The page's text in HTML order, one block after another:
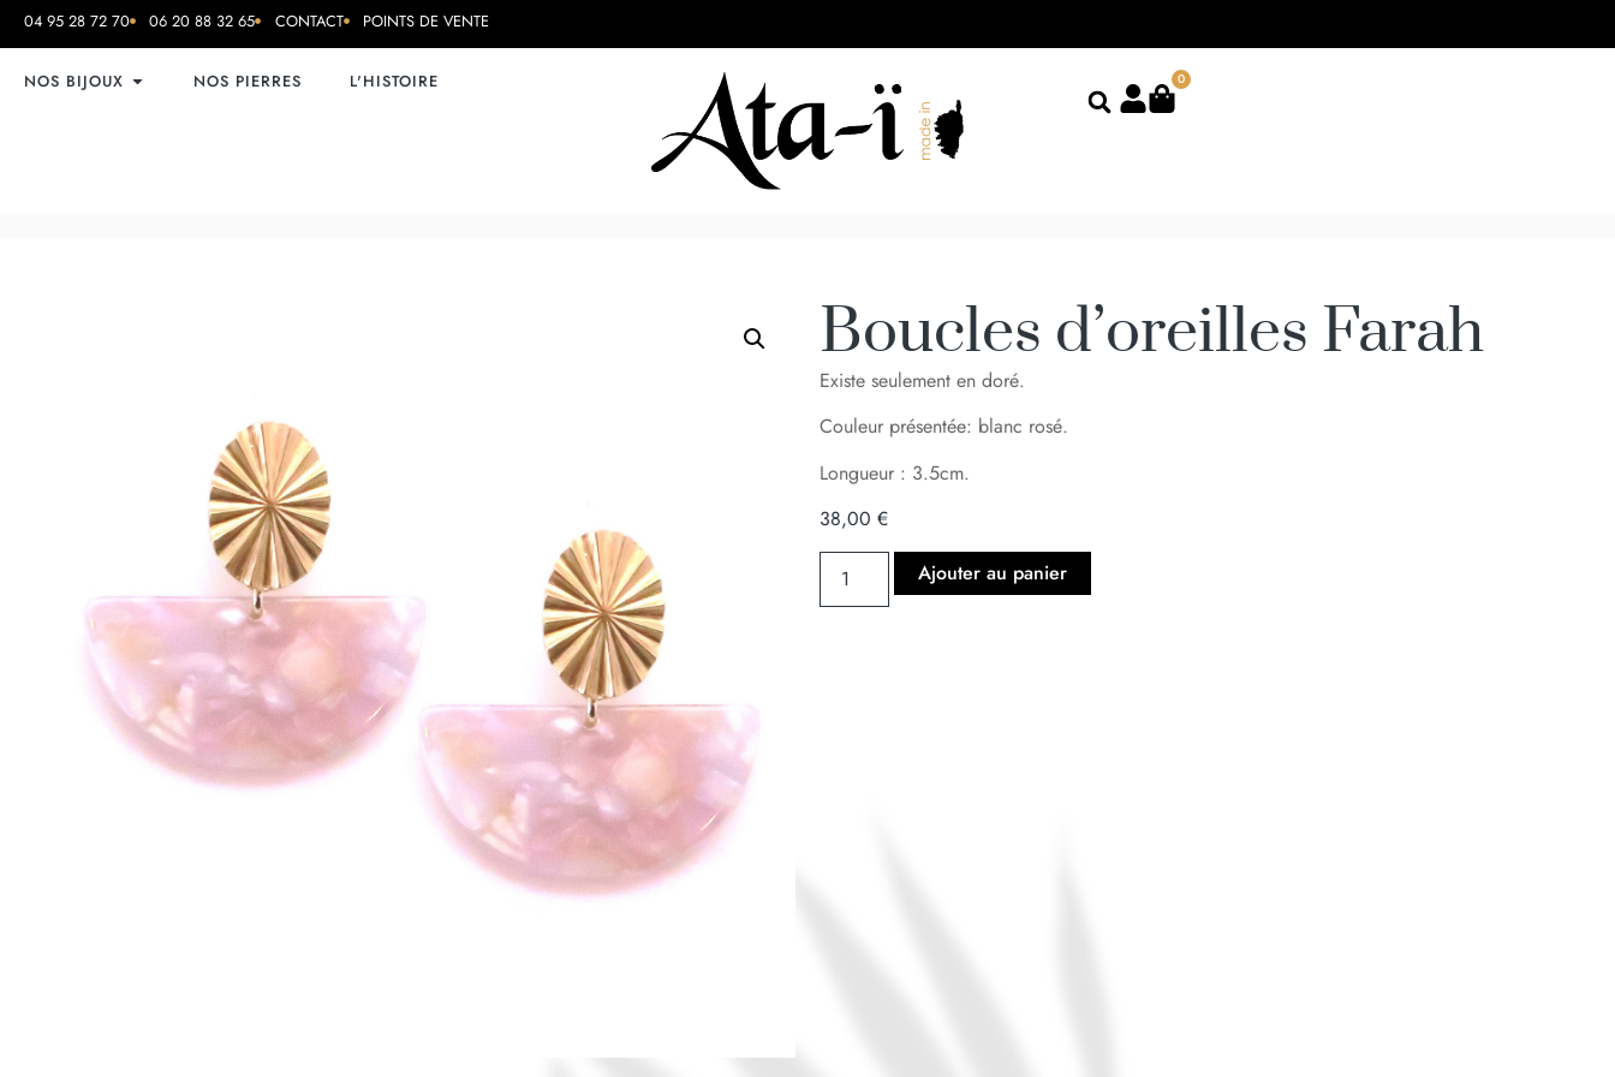
04 95 28 72 70 06 20 88 32 65 CONTACT POINTS DE VENTE
NOS BIJOUX NOS PIERRES L'HISTOIRE 0
Boucles d’oreilles Farah
Existe seulement en doré.
Couleur présentée: blanc rosé.
Longueur : 3.5cm.
38,00 €
Ajouter au panier